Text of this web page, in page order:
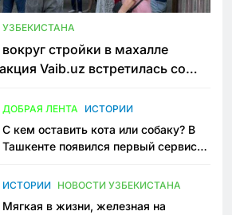
стройки в махалле
Vaib.uz встретилась со
ДОБРАЯ ЛЕНТА ИСТОРИИ
С кем оставить кота или собаку? В
Ташкенте появился первый сервис
ИСТОРИИ НОВОСТИ УЗБЕКИСТАНА
Мягкая в жизни, железная на